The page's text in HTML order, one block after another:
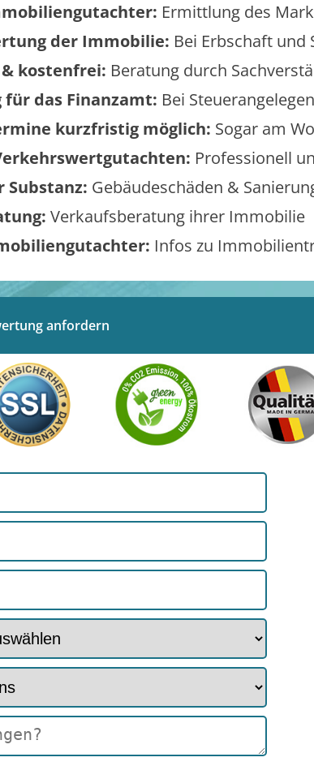
Ermittlung des
der Immobilie: Bei Erbschaft und
kostenfrei: Beratung durch
das Finanzamt: Bei
kurzfristig möglich: Sogar am
Professionell
Substanz: Gebäudeschäden &
Verkaufsberatung ihrer Immobilie
Infos zu
anfordern